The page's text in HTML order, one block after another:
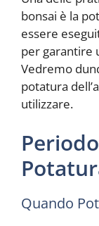
bonsai è la
essere
per garantire
Vedremo
potatura
utilizzare.
Quando